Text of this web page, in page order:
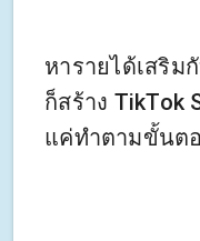
หารายได้เสริ
ก็สร้าง TikTok
แค่ทำตามขั้นต